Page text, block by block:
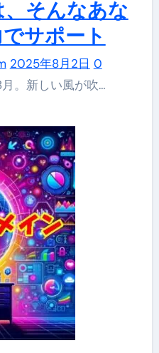
そんなあな
サポート
2025年8月2日 0
月。新しい風が吹…